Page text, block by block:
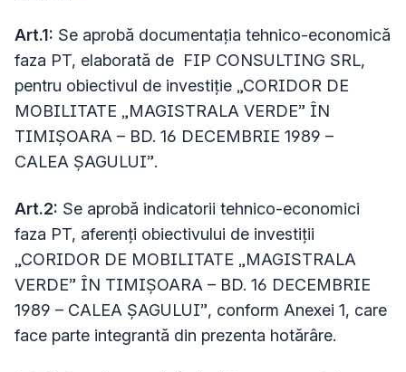
Art.1: Se aprobă documentaţia tehnico-economică
faza PT, elaborată de FIP CONSULTING SRL,
pentru obiectivul de investiţie „CORIDOR DE
MOBILITATE „MAGISTRALA VERDE” ÎN
TIMIȘOARA – BD. 16 DECEMBRIE 1989 –
CALEA ȘAGULUI”.
Art.2: Se aprobă indicatorii tehnico-economici
faza PT, aferenți obiectivului de investiții
„CORIDOR DE MOBILITATE „MAGISTRALA
VERDE” ÎN TIMIȘOARA – BD. 16 DECEMBRIE
1989 – CALEA ȘAGULUI”, conform Anexei 1, care
face parte integrantă din prezenta hotărâre.